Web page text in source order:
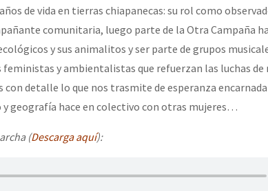
de vida en tierras chiapanecas: su rol como
comunitaria, luego parte de la Otra Campaña
y sus animalitos y ser parte de grupos
y ambientalistas que refuerzan las luchas de
con detalle lo que nos trasmite de esperanza
y geografía hace en colectivo con otras mujeres…
(Descarga aquí):